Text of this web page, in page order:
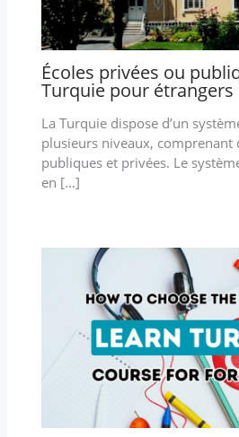
Écoles privées ou
Turquie pour étrangers
La Turquie dispose d’un
plusieurs niveaux, comprenant
publiques et privées. Le
en […]